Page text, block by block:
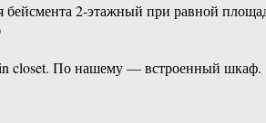
2-этажный при равной
closet. По нашему — встроенный шкаф.